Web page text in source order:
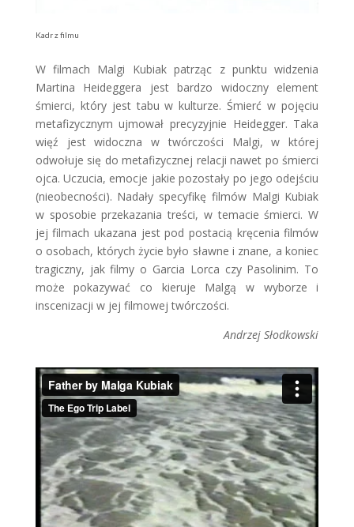
Kadr z filmu
W filmach Malgi Kubiak patrząc z punktu widzenia
Martina Heideggera jest bardzo widoczny element
śmierci, który jest tabu w kulturze. Śmierć w pojęciu
metafizycznym ujmował precyzyjnie Heidegger. Taka
więź jest widoczna w twórczości Malgi, w której
odwołuje się do metafizycznej relacji nawet po śmierci
ojca. Uczucia, emocje jakie pozostały po jego odejściu
(nieobecności). Nadały specyfikę filmów Malgi Kubiak
w sposobie przekazania treści, w temacie śmierci. W
jej filmach ukazana jest pod postacią kręcenia filmów
o osobach, których życie było sławne i znane, a koniec
tragiczny, jak filmy o Garcia Lorca czy Pasolinim. To
może pokazywać co kieruje Malgą w wyborze i
inscenizacji w jej filmowej twórczości.
Andrzej Słodkowski